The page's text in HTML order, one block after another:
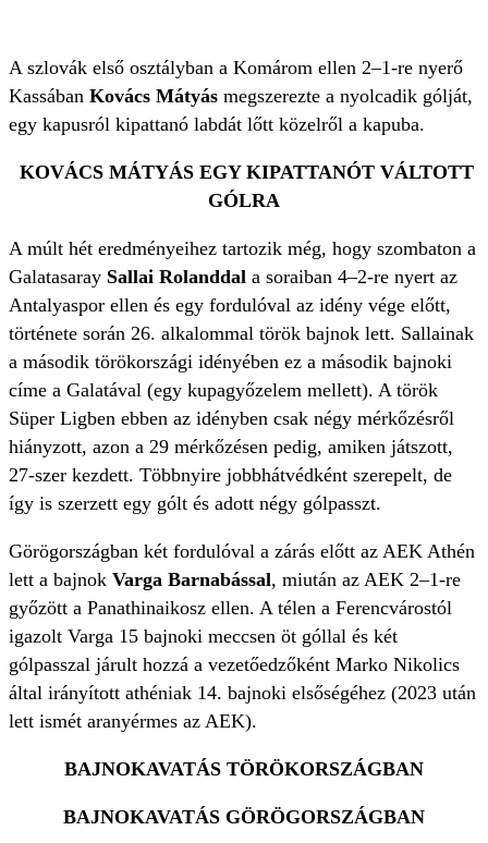
A szlovák első osztályban a Komárom ellen 2–1-re nyerő
Kassában Kovács Mátyás megszerezte a nyolcadik gólját,
egy kapusról kipattanó labdát lőtt közelről a kapuba.
KOVÁCS MÁTYÁS EGY KIPATTANÓT VÁLTOTT
GÓLRA
A múlt hét eredményeihez tartozik még, hogy szombaton a
Galatasaray Sallai Rolanddal a soraiban 4–2-re nyert az
Antalyaspor ellen és egy fordulóval az idény vége előtt,
története során 26. alkalommal török bajnok lett. Sallainak
a második törökországi idényében ez a második bajnoki
címe a Galatával (egy kupagyőzelem mellett). A török
Süper Ligben ebben az idényben csak négy mérkőzésről
hiányzott, azon a 29 mérkőzésen pedig, amiken játszott,
27-szer kezdett. Többnyire jobbhátvédként szerepelt, de
így is szerzett egy gólt és adott négy gólpasszt.
Görögországban két fordulóval a zárás előtt az AEK Athén
lett a bajnok Varga Barnabással, miután az AEK 2–1-re
győzött a Panathinaikosz ellen. A télen a Ferencvárostól
igazolt Varga 15 bajnoki meccsen öt góllal és két
gólpasszal járult hozzá a vezetőedzőként Marko Nikolics
által irányított athéniak 14. bajnoki elsőségéhez (2023 után
lett ismét aranyérmes az AEK).
BAJNOKAVATÁS TÖRÖKORSZÁGBAN
BAJNOKAVATÁS GÖRÖGORSZÁGBAN